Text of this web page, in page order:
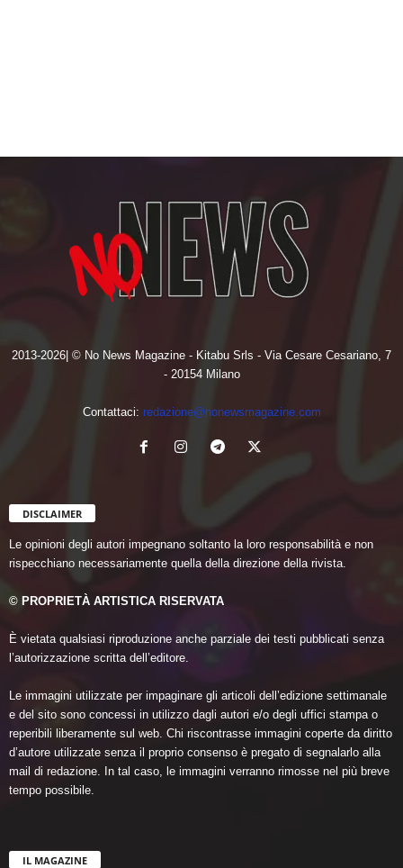
2013-2026| © No News Magazine - Kitabu Srls - Via Cesare Cesariano, 7
- 20154 Milano
Contattaci: redazione@nonewsmagazine.com
DISCLAIMER
Le opinioni degli autori impegnano soltanto la loro responsabilità e non
rispecchiano necessariamente quella della direzione della rivista.
© PROPRIETÀ ARTISTICA RISERVATA
È vietata qualsiasi riproduzione anche parziale dei testi pubblicati senza
l’autorizzazione scritta dell’editore.
Le immagini utilizzate per impaginare gli articoli dell’edizione settimanale
e del sito sono concessi in utilizzo dagli autori e/o degli uffici stampa o
reperibili liberamente sul web. Chi riscontrasse immagini coperte da diritto
d’autore utilizzate senza il proprio consenso è pregato di segnalarlo alla
mail di redazione. In tal caso, le immagini verranno rimosse nel più breve
tempo possibile.
IL MAGAZINE